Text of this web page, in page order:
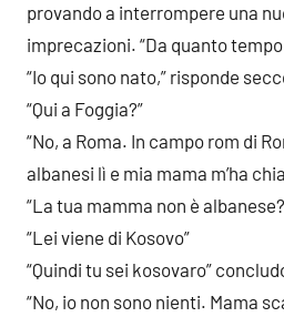
provando a interrompere una
imprecazioni. “Da quanto tempo
“Io qui sono nato,” risponde
“Qui a Foggia?”
“No, a Roma. In campo rom di
albanesi lì e mia mama m’ha
“La tua mamma non è
“Lei viene di Kosovo”
“Quindi tu sei kosovaro”
“No, io non sono nienti. Mama